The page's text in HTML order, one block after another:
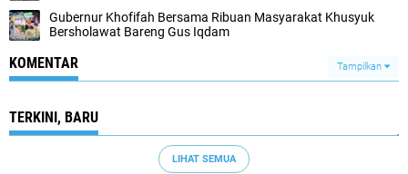
Gubernur Khofifah Bersama Ribuan Masyarakat Khusyuk
Bersholawat Bareng Gus Iqdam
KOMENTAR Tampilkan
TERKINI, BARU
LIHAT SEMUA